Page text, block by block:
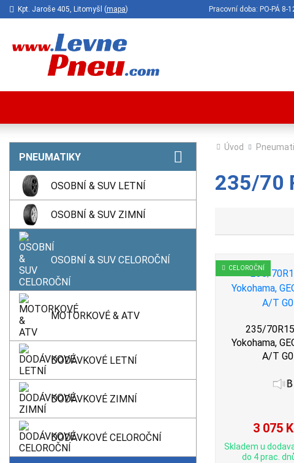
Kpt. Jaroše 405, Litomyšl (mapa) Pracovní doba: PO-PÁ 8-
PNEUMATIKY
OSOBNÍ & SUV LETNÍ
OSOBNÍ & SUV ZIMNÍ
OSOBNÍ & SUV CELOROČNÍ
MOTORKOVÉ & ATV
DODÁVKOVÉ LETNÍ
DODÁVKOVÉ ZIMNÍ
DODÁVKOVÉ CELOROČNÍ
Úvod
235/70
CELOROČNÍ
235/
Yokohama,
A/T
3 075
Skladem u
do 4 prac.